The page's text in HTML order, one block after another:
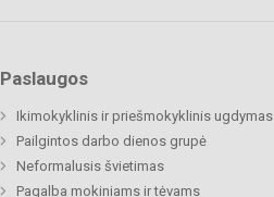
Paslaugos
Ikimokyklinis ir priešmokyklinis ugdymas
Pailgintos darbo dienos grupė
Neformalusis švietimas
Pagalba mokiniams ir tėvams